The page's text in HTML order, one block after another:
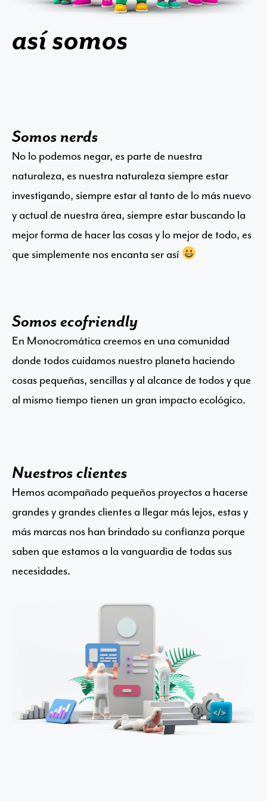
así somos
Somos nerds
No lo podemos negar, es parte de nuestra
naturaleza, es nuestra naturaleza siempre estar
investigando, siempre estar al tanto de lo más nuevo
y actual de nuestra área, siempre estar buscando la
mejor forma de hacer las cosas y lo mejor de todo, es
que simplemente nos encanta ser así
Somos ecofriendly
En Monocromática creemos en una comunidad
donde todos cuidamos nuestro planeta haciendo
cosas pequeñas, sencillas y al alcance de todos y que
al mismo tiempo tienen un gran impacto ecológico.
Nuestros clientes
Hemos acompañado pequeños proyectos a hacerse
grandes y grandes clientes a llegar más lejos, estas y
más marcas nos han brindado su confianza porque
saben que estamos a la vanguardia de todas sus
necesidades.